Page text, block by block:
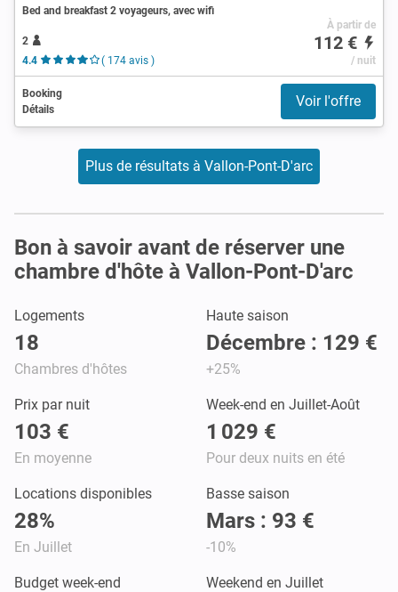
Bed and breakfast 2 voyageurs, avec wifi
2
4.4
( 174 avis )
À partir de
112 €
/ nuit
Booking
Détails
Voir l'offre
Plus de résultats à Vallon-Pont-D'arc
Bon à savoir avant de réserver une
chambre d'hôte à Vallon-Pont-D'arc
Logements
18
Chambres d'hôtes
Haute saison
Décembre : 129 €
+25%
Prix par nuit
103 €
En moyenne
Week-end en Juillet-Août
1 029 €
Pour deux nuits en été
Locations disponibles
28%
En Juillet
Basse saison
Mars : 93 €
-10%
Budget week-end Weekend en Juillet